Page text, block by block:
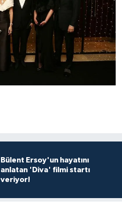
Bülent Ersoy'un hayatını
anlatan 'Diva' filmi startı
veriyor!